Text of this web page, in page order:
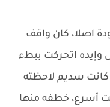
اصلا، كان واقف
وإيده اتحركت ببطء
كانت سديم لاحظته
أسرع، خطفه منها